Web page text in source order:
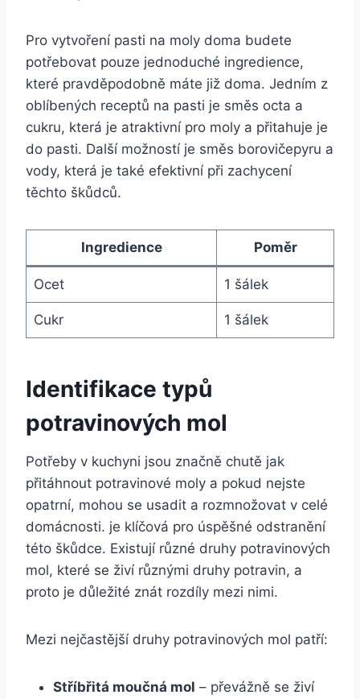
Pro vytvoření pasti na moly doma budete
potřebovat pouze jednoduché ingredience,
které pravděpodobně máte již doma. Jedním z
oblíbených receptů na pasti je směs octa a
cukru, která je atraktivní pro moly a přitahuje je
do pasti. Další možností je směs borovičepyru a
vody, která je také efektivní při zachycení
těchto škůdců.
Ingredience Poměr
Ocet 1 šálek
Cukr 1 šálek
Identifikace typů
potravinových mol
Potřeby v kuchyni jsou značně chutě jak
přitáhnout potravinové moly a pokud nejste
opatrní, mohou se usadit a rozmnožovat v celé
domácnosti. je klíčová pro úspěšné odstranění
této škůdce. Existují různé druhy potravinových
mol, které se živí různými druhy potravin, a
proto je důležité znát rozdíly mezi nimi.
Mezi nejčastější druhy potravinových mol patří:
Stříbřitá moučná mol – převážně se živí